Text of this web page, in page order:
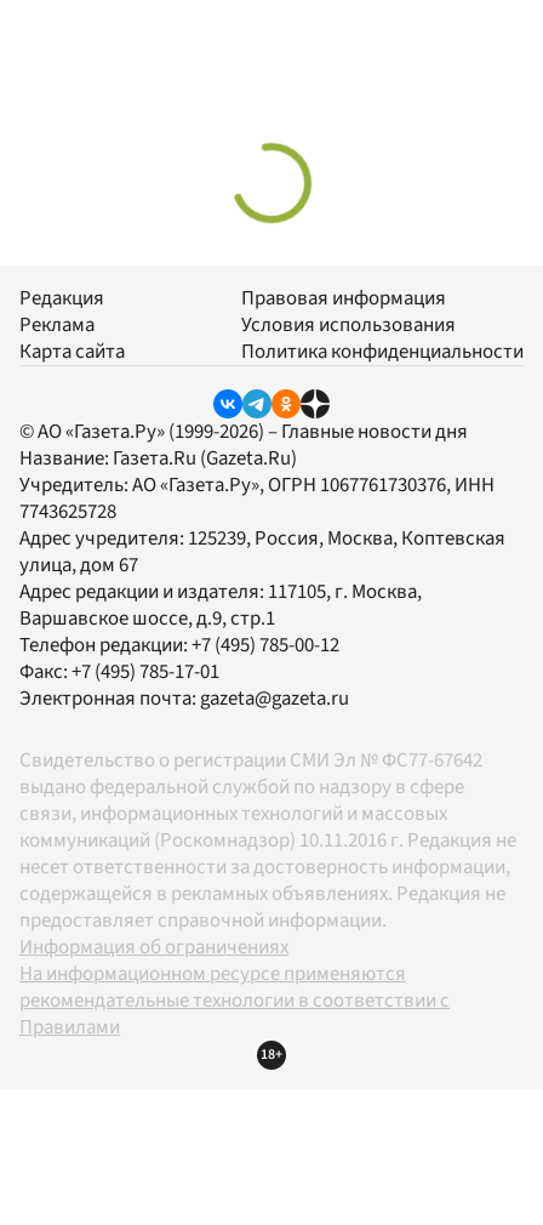
Редакция
Реклама
Карта сайта
Правовая информация
Условия использования
Политика конфиденциальности
© АО «Газета.Ру» (1999-2026) – Главные новости дня
Название: Газета.Ru (Gazeta.Ru)
Учредитель:АО «Газета.Ру», ОГРН 1067761730376, ИНН
7743625728
Адрес учредителя: 125239, Россия, Москва, Коптевская
улица, дом 67
Адрес редакции и издателя: 117105, г. Москва,
Варшавское шоссе, д.9, стр.1
Телефон редакции:+7 (495) 785-00-12
Факс:+7 (495) 785-17-01
Электронная почта:gazeta@gazeta.ru
Свидетельство о регистрации СМИ Эл № ФС77-67642
выдано федеральной службой по надзору в сфере
связи, информационных технологий и массовых
коммуникаций (Роскомнадзор) 10.11.2016 г. Редакция не
несет ответственности за достоверность информации,
содержащейся в рекламных объявлениях. Редакция не
предоставляет справочной информации.
Информация об ограничениях
На информационном ресурсе применяются
рекомендательные технологии в соответствии с
Правилами
18+